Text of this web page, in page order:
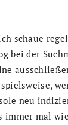
schaue
bei der
neu
immer mal